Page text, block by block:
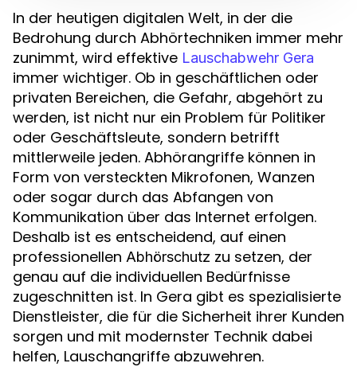
In der heutigen digitalen Welt, in der die
Bedrohung durch Abhörtechniken immer mehr
zunimmt, wird effektive Lauschabwehr Gera
immer wichtiger. Ob in geschäftlichen oder
privaten Bereichen, die Gefahr, abgehört zu
werden, ist nicht nur ein Problem für Politiker
oder Geschäftsleute, sondern betrifft
mittlerweile jeden. Abhörangriffe können in
Form von versteckten Mikrofonen, Wanzen
oder sogar durch das Abfangen von
Kommunikation über das Internet erfolgen.
Deshalb ist es entscheidend, auf einen
professionellen Abhörschutz zu setzen, der
genau auf die individuellen Bedürfnisse
zugeschnitten ist. In Gera gibt es spezialisierte
Dienstleister, die für die Sicherheit ihrer Kunden
sorgen und mit modernster Technik dabei
helfen, Lauschangriffe abzuwehren.